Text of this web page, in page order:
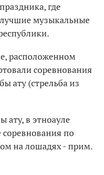
где
музыкальные
расположенном
соревнования
ату (стрельба из
в этноауле
по
на лошадях - прим.